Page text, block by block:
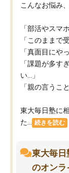
こんなお悩み
「部活やスマ
「このままで
「真面目にや
「課題が多す
い…」
「親の言うこ
東大毎日塾に
た...
続きを読む
東大毎日
のオンラ